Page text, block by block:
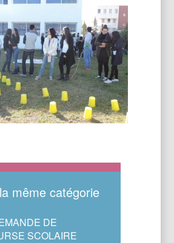
même catégorie
DE
SCOLAIRE